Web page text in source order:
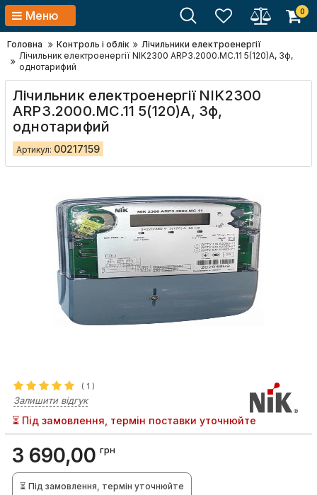
Меню 0
Головна Контроль і облік
Лічильники електроенергії
Лічильник електроенергії NIK2300 ARP3.2000.MC.11 5(120)А, 3ф,
однотарифий
Лічильник електроенергії NIK2300
ARP3.2000.MC.11 5(120)А, 3ф,
однотарифий
Артикул: 00217159
( 1 )
Залишити відгук
⏳ Під замовлення, термін поставки уточнюйте
3 690,00 грн
⏳ Під замовлення, термін уточнюйте